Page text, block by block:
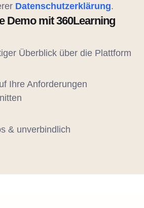
Demo mit 360Learning
Überblick über die Plattform
Ihre Anforderungen
& unverbindlich
Datenschutzerklärung.